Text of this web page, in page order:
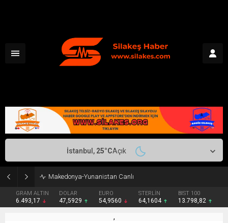
Makedonya-Yunanistan Canlı
GRAM ALTIN
6.493,17
DOLAR
47,5929
EURO
54,9560
STERLİN
64,1604
BIST 100
13.798,82
İstanbul, 25°CAçık
,